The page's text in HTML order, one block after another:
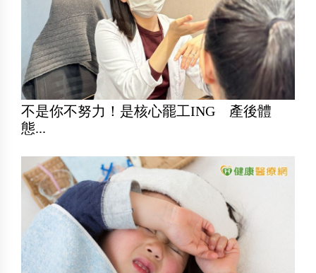
不是你不努力！是核心罷工ING 產後體
態...